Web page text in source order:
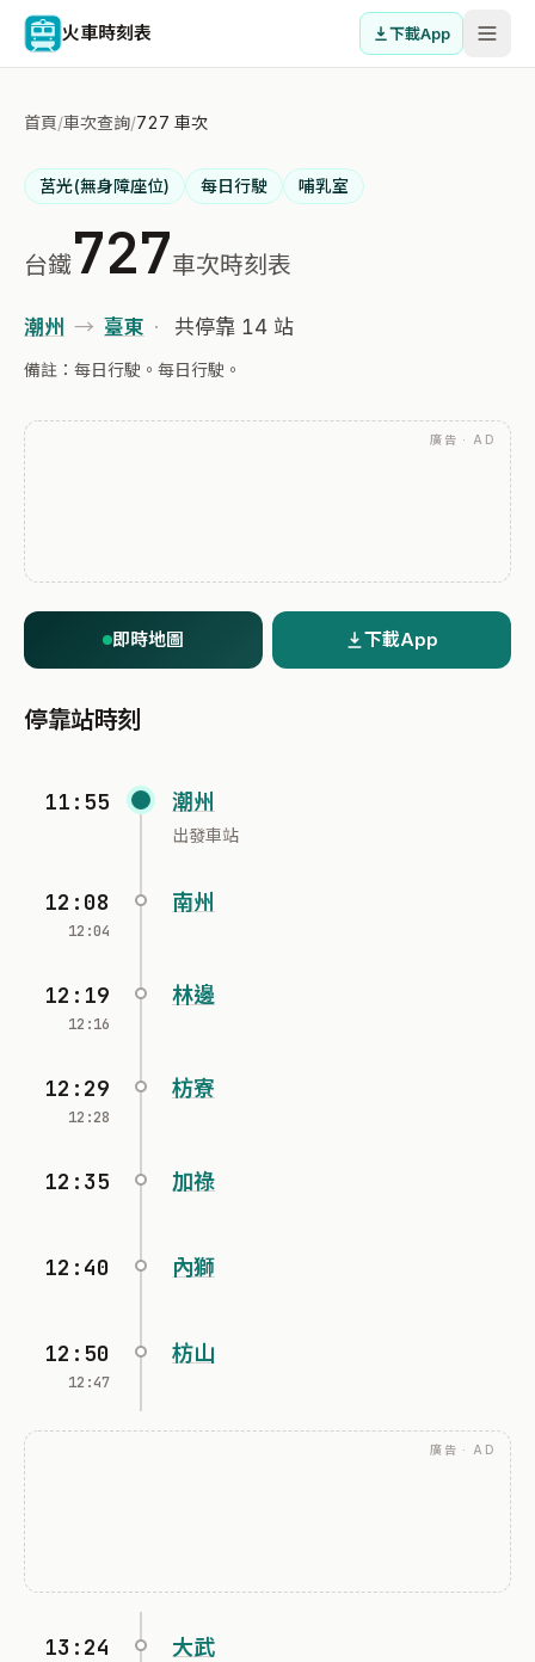
火車時刻表 下載App
首頁/車次查詢/727 車次
莒光(無身障座位) 每日行駛 哺乳室
台鐵727車次時刻表
潮州 → 臺東 · 共停靠 14 站
備註：每日行駛。每日行駛。
廣告 · AD
即時地圖 下載App
停靠站時刻
11:55 潮州
出發車站
12:08
12:04
南州
12:19
12:16
林邊
12:29
12:28
枋寮
12:35 加祿
12:40 內獅
12:50
12:47
枋山
廣告 · AD
13:24 大武